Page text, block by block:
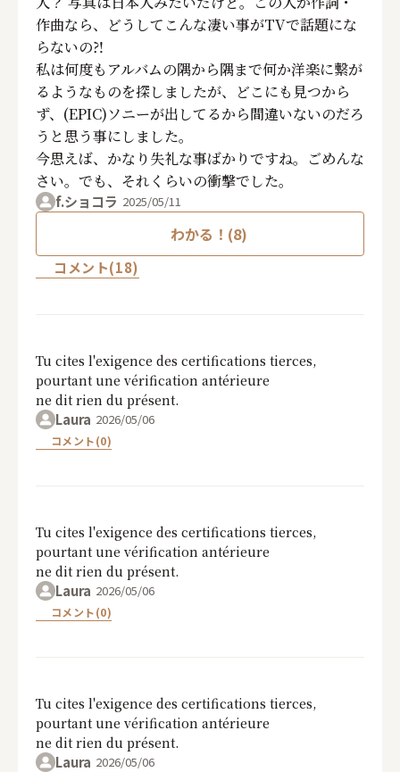
作曲なら、どうしてこんな凄い事がTVで話題にな
らないの⁈
私は何度もアルバムの隅から隅まで何か洋楽に繋が
るようなものを探しましたが、どこにも見つから
ず、(EPIC)ソニーが出してるから間違いないのだろ
うと思う事にしました。
今思えば、かなり失礼な事ばかりですね。ごめんな
さい。でも、それくらいの衝撃でした。
f.ショコラ 2025/05/11
わかる！(8)
コメント(18)
Tu cites l'exigence des certifications tierces,
pourtant une vérification antérieure
ne dit rien du présent.
Laura 2026/05/06
コメント(0)
Tu cites l'exigence des certifications tierces,
pourtant une vérification antérieure
ne dit rien du présent.
Laura 2026/05/06
コメント(0)
Tu cites l'exigence des certifications tierces,
pourtant une vérification antérieure
ne dit rien du présent.
Laura 2026/05/06